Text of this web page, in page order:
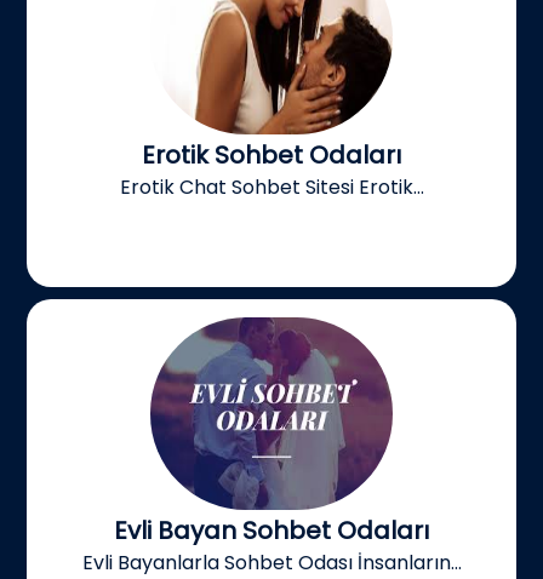
Erotik Sohbet Odaları
Erotik Chat Sohbet Sitesi Erotik...
Evli Bayan Sohbet Odaları
Evli Bayanlarla Sohbet Odası İnsanların...